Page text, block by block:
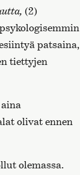
(2)
patsaina,
tiettyjen
olivat ennen
olemassa.